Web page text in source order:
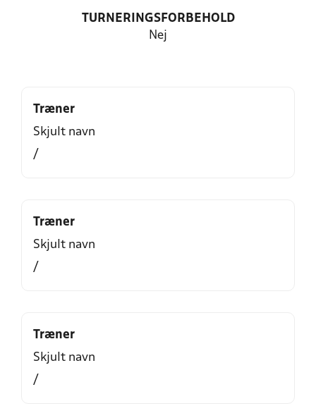
TURNERINGSFORBEHOLD
Nej
Træner
Skjult navn
/
Træner
Skjult navn
/
Træner
Skjult navn
/